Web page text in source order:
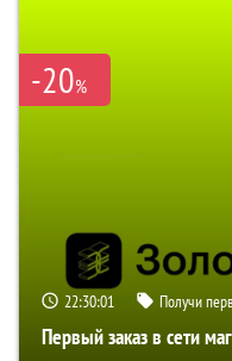
-20%
22:30:00 Получи
Первый заказ в сети